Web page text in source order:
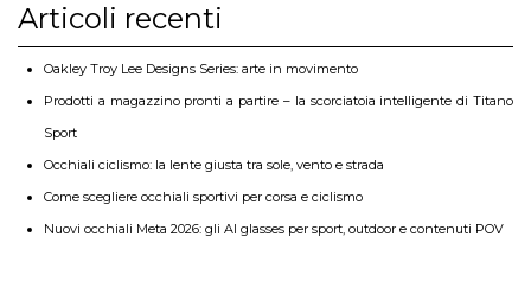
Articoli recenti
Oakley Troy Lee Designs Series: arte in movimento
Prodotti a magazzino pronti a partire – la scorciatoia intelligente di Titano
Sport
Occhiali ciclismo: la lente giusta tra sole, vento e strada
Come scegliere occhiali sportivi per corsa e ciclismo
Nuovi occhiali Meta 2026: gli AI glasses per sport, outdoor e contenuti POV